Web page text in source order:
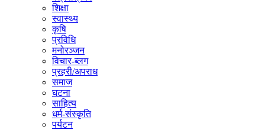
शिक्षा
स्वास्थ्य
कृषि
प्रविधि
मनोरञ्जन
विचार-ब्लग
प्रहरी/अपराध
समाज
घटना
साहित्य
धर्म-संस्कृति
पर्यटन